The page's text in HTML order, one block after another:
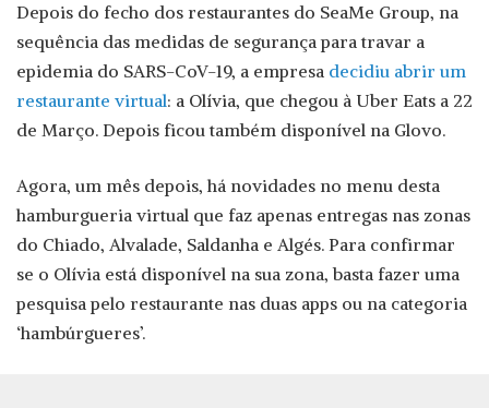
Depois do fecho dos restaurantes do SeaMe Group, na
sequência das medidas de segurança para travar a
epidemia do SARS-CoV-19, a empresa decidiu abrir um
restaurante virtual: a Olívia, que chegou à Uber Eats a 22
de Março. Depois ficou também disponível na Glovo.
Agora, um mês depois, há novidades no menu desta
hamburgueria virtual que faz apenas entregas nas zonas
do Chiado, Alvalade, Saldanha e Algés. Para confirmar
se o Olívia está disponível na sua zona, basta fazer uma
pesquisa pelo restaurante nas duas apps ou na categoria
‘hambúrgueres’.